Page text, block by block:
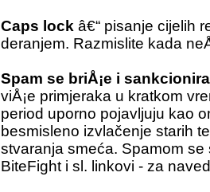
Caps lock â€“ pisanje cijelih
deranjem. Razmislite kada
Spam se briÅ¡e i sankcionira
viÅ¡e primjeraka u kratkom
period uporno pojavljuju kao
besmisleno izvlačenje starih
stvaranja smeća. Spamom
BiteFight i sl. linkovi - za